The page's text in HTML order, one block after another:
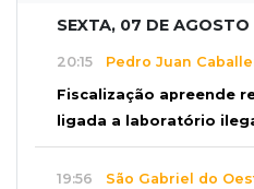
SEXTA, 07 DE AGOSTO
20:15 Pedro Juan
Fiscalização apreende
ligada a laboratório
19:56 São Gabriel do